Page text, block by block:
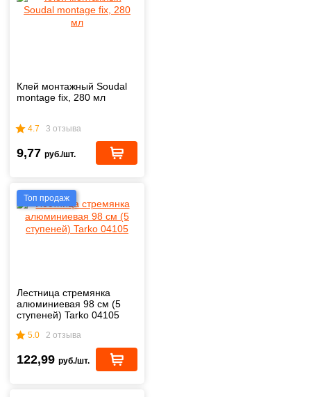
Клей монтажный Soudal
montage fix, 280 мл
4.7 3 отзыва
9,77 руб./шт.
Топ продаж
Лестница стремянка
алюминиевая 98 см (5
ступеней) Tarko 04105
5.0 2 отзыва
122,99 руб./шт.